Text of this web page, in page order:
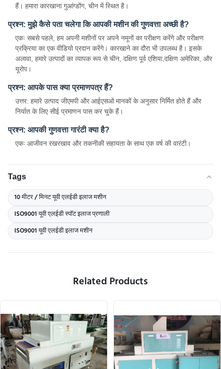
हैं। हमारा कारखाना गुआंग्डोंग, चीन में स्थित है।
प्रश्न: मुझे कैसे पता चलेगा कि आपकी मशीन की गुणवत्ता अच्छी है?
एकः सबसे पहले, हम अपनी मशीनों पर अपने नमूनों का परीक्षण करेंगे और परीक्षण
प्रक्रिया का एक वीडियो प्रदान करेंगे। कारखाने का दौरा भी उपलब्ध है। इसके
अलावा, हमारे उत्पादों का व्यापक रूप से चीन, दक्षिण पूर्व एशिया,दक्षिण अमेरिका, और
यूरोप।
प्रश्न: आपके पास क्या प्रमाणपत्र हैं?
उत्तर: हमारे उत्पाद जीएमपी और आईएसओ मानकों के अनुसार निर्मित होते हैं और
निर्यात के लिए सीई प्रमाणन पास कर चुके हैं।
प्रश्न: आपकी गुणवत्ता गारंटी क्या है?
एकः आजीवन रखरखाव और तकनीकी सहायता के साथ एक वर्ष की वारंटी।
Tags
10 मीटर / मिनट यूवी एलईडी इलाज मशीन
ISO9001 यूवी एलईडी स्पॉट इलाज प्रणाली
ISO9001 यूवी एलईडी इलाज मशीन
Related Products